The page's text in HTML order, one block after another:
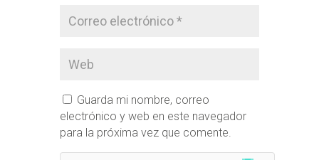
Guarda mi nombre, correo
electrónico y web en este navegador
para la próxima vez que comente.